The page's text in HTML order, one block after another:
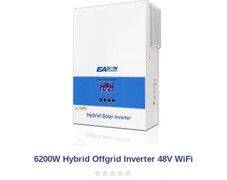
6200W Hybrid Offgrid Inverter 48V WiFi